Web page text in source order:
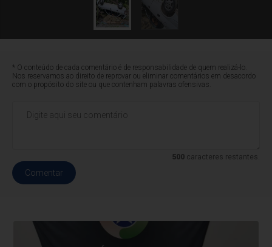
* O conteúdo de cada comentário é de responsabilidade de quem realizá-lo.
Nos reservamos ao direito de reprovar ou eliminar comentários em desacordo
com o propósito do site ou que contenham palavras ofensivas.
500caracteres restantes.
Comentar